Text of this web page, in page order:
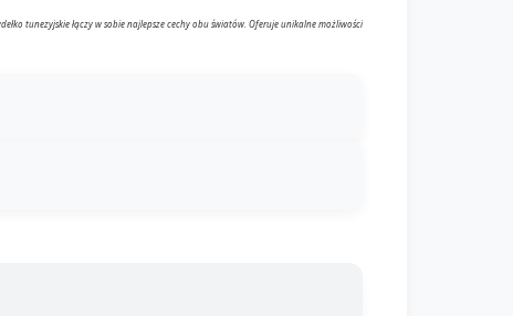
tunezyjskie łączy w sobie najlepsze cechy obu światów. Oferuje unikalne możliwości